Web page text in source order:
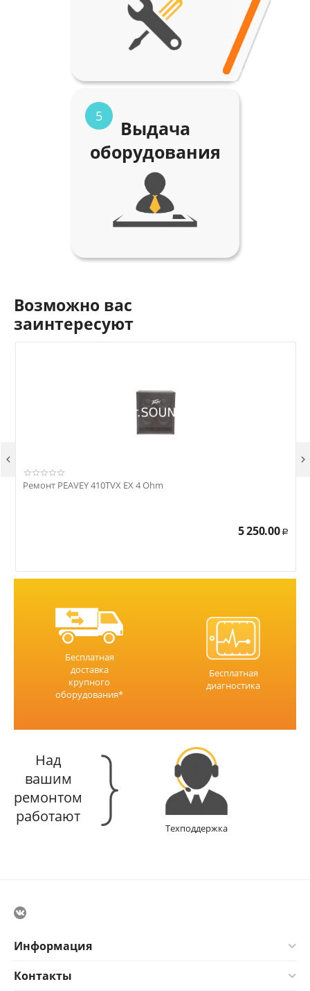
5
Выдача
оборудования
Возможно вас
заинтересуют
Ремонт PEAVEY 410TVX EX 4 Ohm
5 250.00 Р
 
Бесплатная
доставка
крупного
оборудования*
Бесплатная
диагностика
Над
вашим
ремонтом
работают
Техподдержка
Информация
Контакты